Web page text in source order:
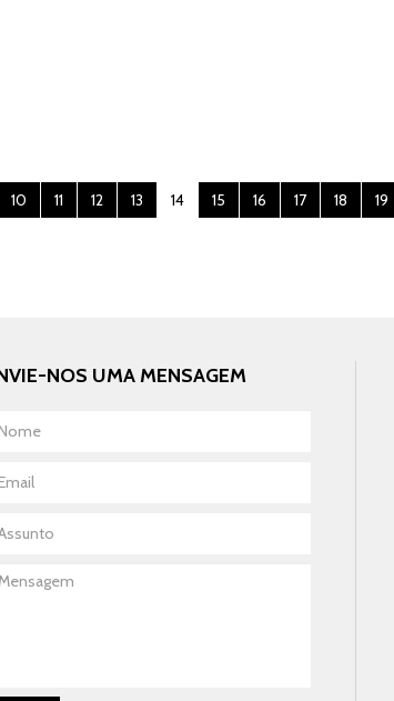
10 11 12 13 14 15 16 17 18 19
NOS UMA MENSAGEM